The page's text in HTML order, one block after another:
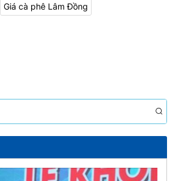
Giá cà phê Lâm Đồng